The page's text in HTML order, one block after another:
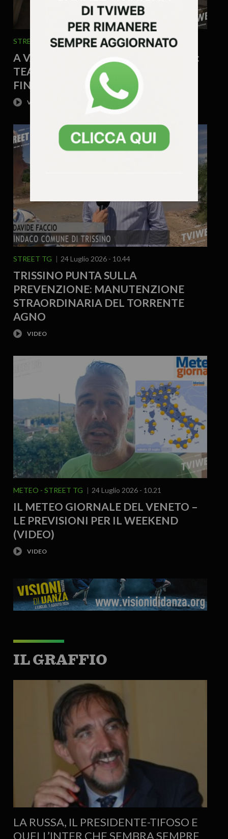
STREET TG 24 Luglio 2026 - 10.47
A VALDAGNO UN’ESTATE DI EVENTI:
TEATRO, MUSICA, FOOD E CULTURA
FINO A SETTEMBRE
STREET TG 24 Luglio 2026 - 10.44
TRISSINO PUNTA SULLA
PREVENZIONE: MANUTENZIONE
STRAORDINARIA DEL TORRENTE
AGNO
METEO STREET TG 24 Luglio 2026 - 10.21
IL METEO GIORNALE DEL VENETO –
LE PREVISIONI PER IL WEEKEND
(VIDEO)
IL GRAFFIO
LA RUSSA, IL PRESIDENTE-TIFOSO E
QUELL’INTER CHE SEMBRA SEMPRE